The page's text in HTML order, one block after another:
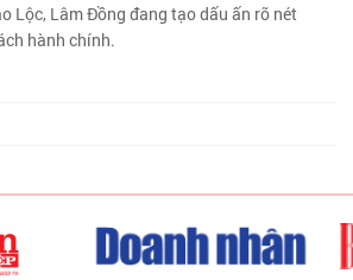
Lộc, Lâm Đồng đang tạo dấu ấn rõ nét
hành chính.